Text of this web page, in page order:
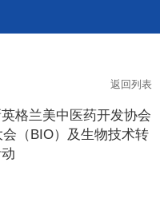
返回列表
格兰美中医药开发协会
（BIO）及生物技术转